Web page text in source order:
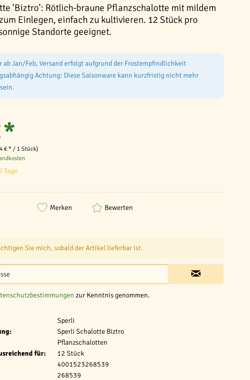
'Biztro': Rötlich-braune Pflanzschalotte mit mildem
Einlegen, einfach zu kultivieren. 12 Stück pro
Standorte geeignet.
ab Jan/Feb, Versand erfolgt aufgrund der Frostempfindlichkeit
Achtung: Diese Saisonware kann kurzfristig nicht mehr
Sie mich, sobald der Artikel lieferbar ist.
zur Kenntnis genommen.
Sperli
Sperli Schalotte Biztro
Pflanzschalotten
für:
12 Stück
4001523268539
268539
*
€ * / 1 Stück)
Tage
Merken Bewerten